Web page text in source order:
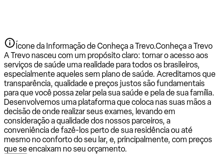
Ícone da Informação de Conheça a Trevo.Conheça a Trevo
A Trevo nasceu com um propósito claro: tornar o acesso aos
serviços de saúde uma realidade para todos os brasileiros,
especialmente aqueles sem plano de saúde. Acreditamos que
transparência, qualidade e preços justos são fundamentais
para que você possa zelar pela sua saúde e pela de sua família.
Desenvolvemos uma plataforma que coloca nas suas mãos a
decisão de onde realizar seus exames, levando em
consideração a qualidade dos nossos parceiros, a
conveniência de fazê-los perto de sua residência ou até
mesmo no conforto do seu lar, e, principalmente, com preços
que se encaixam no seu orçamento.